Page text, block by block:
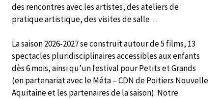
des rencontres avec les artistes, des ateliers de
pratique artistique, des visites de salle…
La saison 2026-2027 se construit autour de 5 films, 13
spectacles pluridisciplinaires accessibles aux enfants
dès 6 mois, ainsi qu’un festival pour Petits et Grands
(en partenariat avec le Méta – CDN de Poitiers Nouvelle
Aquitaine et les partenaires de la saison). Notre